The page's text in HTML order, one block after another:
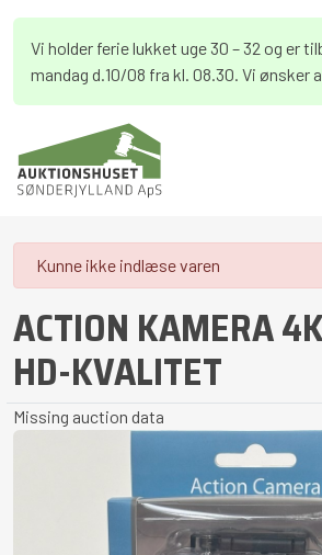
Vi holder ferie lukket uge 30 – 32 og er
mandag d.10/08 fra kl. 08.30. Vi ønsker
danger
Kunne ikke indlæse varen
ACTION KAMERA
HD-KVALITET
Missing auction data